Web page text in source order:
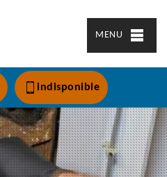
MENU
indisponible